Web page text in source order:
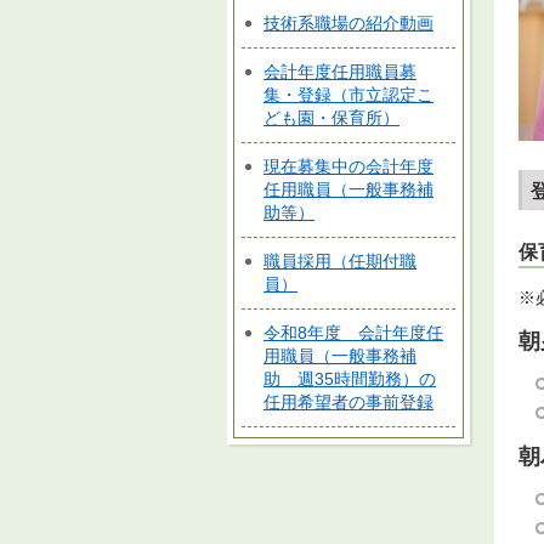
技術系職場の紹介動画
会計年度任用職員募
集・登録（市立認定こ
ども園・保育所）
現在募集中の会計年度
任用職員（一般事務補
助等）
職員採用（任期付職
員）
令和8年度 会計年度任
用職員（一般事務補
助 週35時間勤務）の
任用希望者の事前登録
保
※